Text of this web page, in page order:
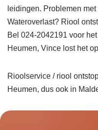
leidingen. Problemen
Wateroverlast? Riool
Bel 024-2042191 voor
Heumen, Vince lost het
Rioolservice / riool
Heumen, dus ook in